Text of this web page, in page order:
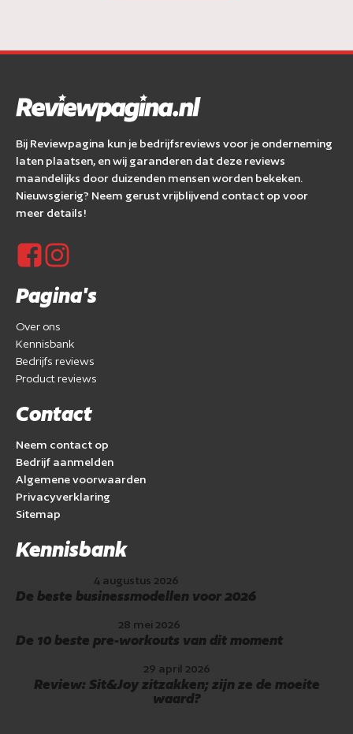
Bij Reviewpagina kun je bedrijfsreviews voor je onderneming
laten plaatsen, en wij garanderen dat deze reviews
maandelijks door duizenden mensen worden bekeken.
Nieuwsgierig? Neem gerust vrijblijvend contact op voor
meer details!
Pagina's
Over ons
Kennisbank
Bedrijfs reviews
Product reviews
Contact
Neem contact op
Bedrijf aanmelden
Algemene voorwaarden
Privacyverklaring
Sitemap
Kennisbank
4 augustus 2026
De beste businessmodellen voor 2026
28 mei 2026
De 10 beste pre-workouts van dit moment
29 april 2026
Review: Sit&Joy zitzakken; zijn ze de moeite
waard?